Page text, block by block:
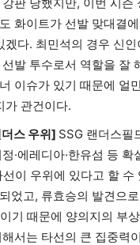
화이트가 선발 맞대결
겠다. 최민석의 경우 신
발 투수로서 역할을 잘
이슈가 있기 때문에 얼
가 관건이다.
스 우위] SSG 랜더스필
·에레디아·한유섬 등 확
이 우위에 있다고 할 수
었고, 류효승의 발견으
기 때문에 양의지의 부
서는 타선의 큰 집중력